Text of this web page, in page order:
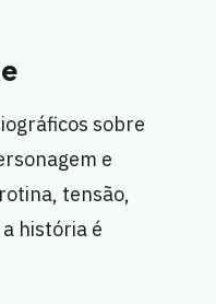
sobre
e
tensão,
história é